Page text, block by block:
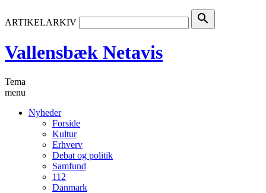
ARTIKELARKIV search
Vallensbæk Netavis
Tema
menu
Nyheder
Forside
Kultur
Erhverv
Debat og politik
Samfund
112
Danmark